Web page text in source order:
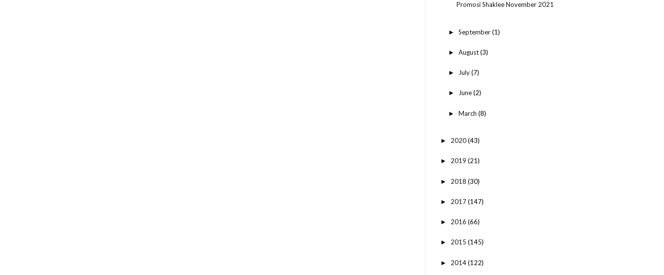
Promosi Shaklee November 2021
► September(1)
► August(3)
► July(7)
► June(2)
► March (8)
► 2020(43)
► 2019(21)
► 2018(30)
► 2017(147)
► 2016(66)
► 2015(145)
► 2014(122)